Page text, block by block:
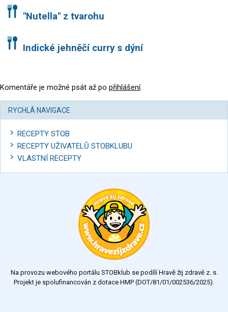
"Nutella" z tvarohu
Indické jehněčí curry s dýní
Komentáře je možné psát až po přihlášení.
RYCHLÁ NAVIGACE
RECEPTY STOB
RECEPTY UŽIVATELŮ STOBKLUBU
VLASTNÍ RECEPTY
Na provozu webového portálu STOBklub se podílí Hravě žij zdravě z. s.
Projekt je spolufinancován z dotace HMP (DOT/81/01/002536/2025).